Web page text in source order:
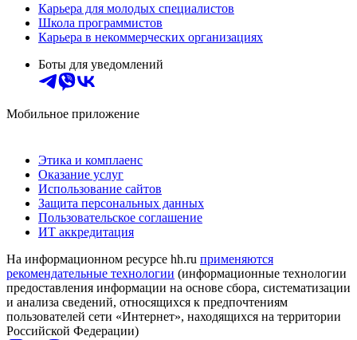
Карьера для молодых специалистов
Школа программистов
Карьера в некоммерческих организациях
Боты для уведомлений
Мобильное приложение
Этика и комплаенс
Оказание услуг
Использование сайтов
Защита персональных данных
Пользовательское соглашение
ИТ аккредитация
На информационном ресурсе hh.ru применяются
рекомендательные технологии (информационные технологии
предоставления информации на основе сбора, систематизации
и анализа сведений, относящихся к предпочтениям
пользователей сети «Интернет», находящихся на территории
Российской Федерации)